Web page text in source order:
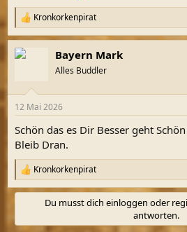
R
e
a
k
e
:
Kronkorkenpirat
Bayern Mark
Alles Buddler
12 Mai 2026
Schön das es Dir Besser geht
Bleib Dran.
R
e
a
i
Kronkorkenpirat
Du musst dich einloggen oder
antworten.